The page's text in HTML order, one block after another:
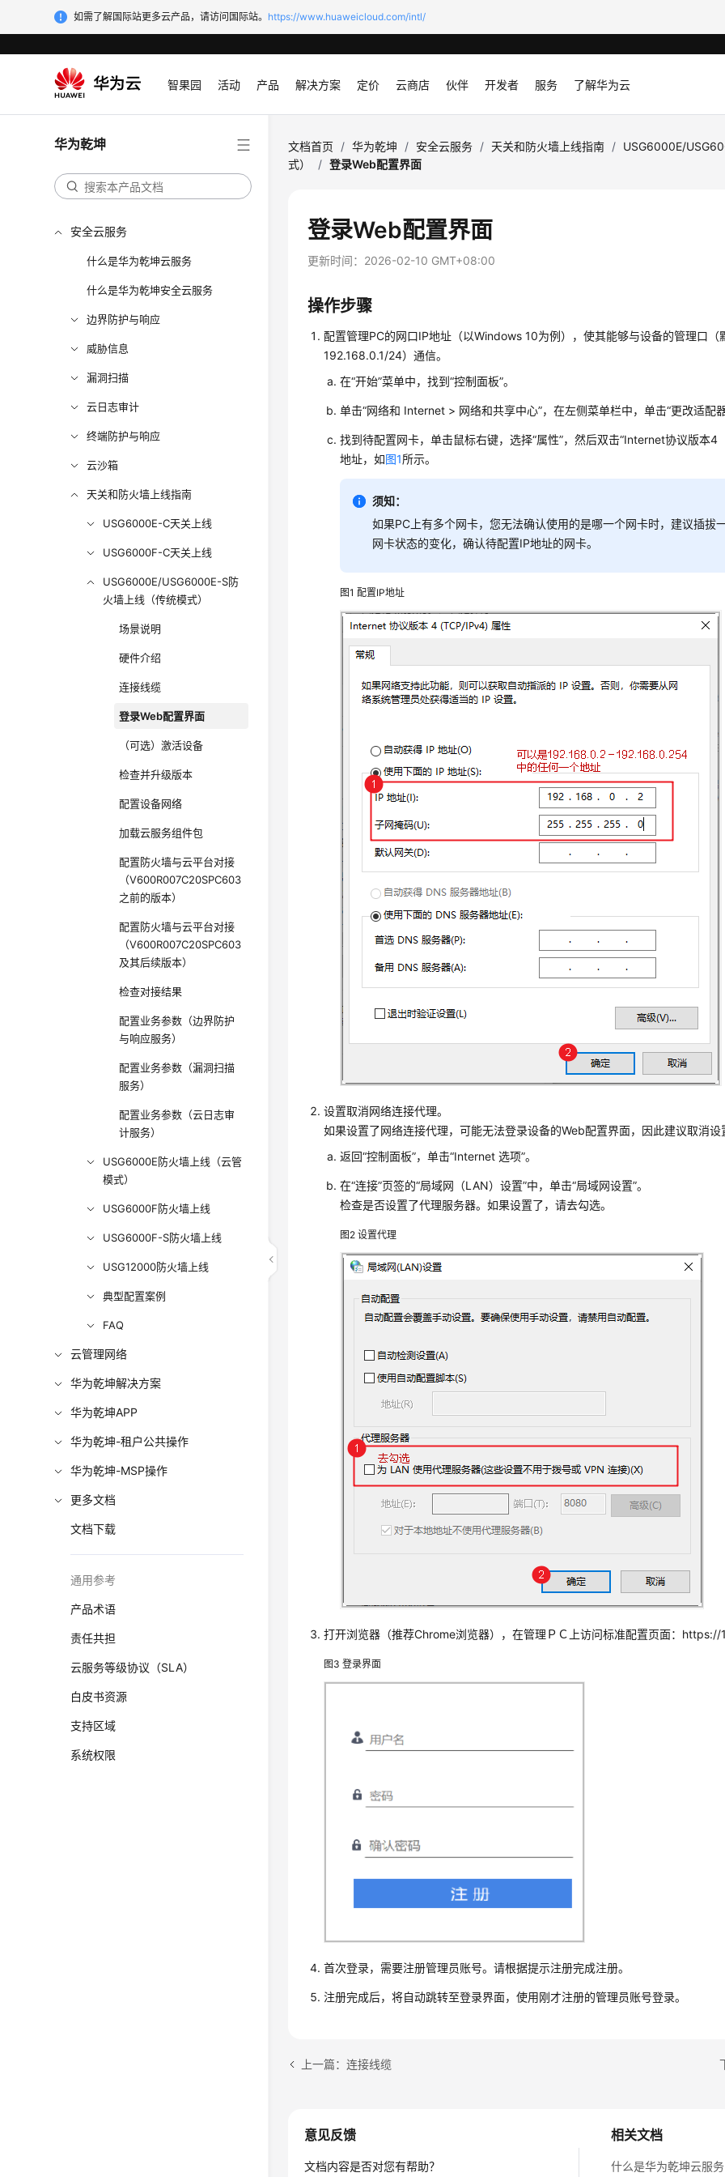
如需了解国际站更多云产品，请访问国际站。 https://www.huaweicloud.com/intl/
智果园 活动 产品 解决方案 定价 云商店 伙伴 开发者 服务 了解华为云
华为乾坤
安全云服务
什么是华为乾坤云服务
什么是华为乾坤安全云服务
边界防护与响应
威胁信息
漏洞扫描
云日志审计
终端防护与响应
云沙箱
天关和防火墙上线指南
USG6000E-C天关上线
USG6000F-C天关上线
USG6000E/USG6000E-S防
火墙上线（传统模式）
场景说明
硬件介绍
连接线缆
登录Web配置界面
（可选）激活设备
检查并升级版本
配置设备网络
加载云服务组件包
配置防火墙与云平台对接
（V600R007C20SPC603
之前的版本）
配置防火墙与云平台对接
（V600R007C20SPC603
及其后续版本）
检查对接结果
配置业务参数（边界防护
与响应服务）
配置业务参数（漏洞扫描
服务）
配置业务参数（云日志审
计服务）
USG6000E防火墙上线（云管
模式）
USG6000F防火墙上线
USG6000F-S防火墙上线
USG12000防火墙上线
典型配置案例
FAQ
云管理网络
华为乾坤解决方案
华为乾坤APP
华为乾坤-租户公共操作
华为乾坤-MSP操作
更多文档
文档下载
通用参考
产品术语
责任共担
云服务等级协议（SLA）
白皮书资源
支持区域
系统权限
文档首页 / 华为乾坤 / 安全云服务 / 天关和防火墙上线指南 / USG6000E/
式）
/ 登录Web配置界面
登录Web配置界面
更新时间： 2026-02-10 GMT+08:00
操作步骤
配置管理PC的网口IP地址（以Windows 10为例），使其能够与设备的管理口（
192.168.0.1/24）通信。
在“开始”菜单中，找到“控制面板”。
单击“网络和 Internet > 网络和共享中心”，在左侧菜单栏中，单击“更改适配
找到待配置网卡，单击鼠标右键，选择“属性”，然后双击“Internet协议版本4
地址，如图1所示。
须知：
如果PC上有多个网卡，您无法确认使用的是哪一个网卡时，建议插拔
网卡状态的变化，确认待配置IP地址的网卡。
图1 配置IP地址
设置取消网络连接代理。
如果设置了网络连接代理，可能无法登录设备的Web配置界面，因此建议取消设
返回“控制面板”，单击“Internet 选项”。
在“连接”页签的“局域网（LAN）设置”中，单击“局域网设置”。
检查是否设置了代理服务器。如果设置了，请去勾选。
图2设置代理
打开浏览器（推荐Chrome浏览器），在管理ＰＣ上访问标准配置页面：
图3登录界面
首次登录，需要注册管理员账号。请根据提示注册完成注册。
注册完成后，将自动跳转至登录界面，使用刚才注册的管理员账号登录。
上一篇：连接线缆
相关文档
什么是华为乾坤云服务
意见反馈
文档内容是否对您有帮助？